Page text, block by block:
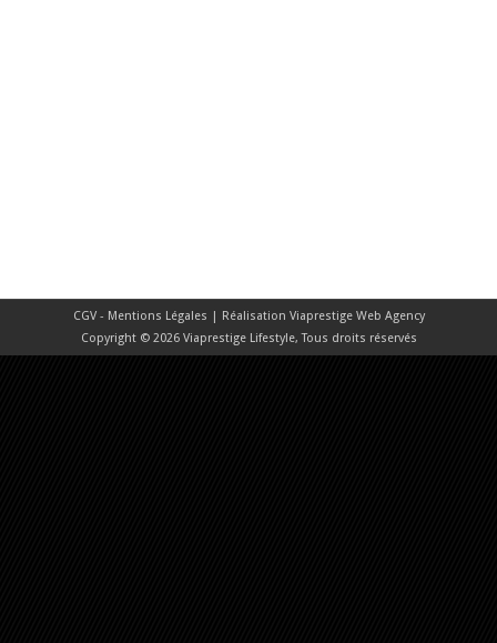
CGV - Mentions Légales | Réalisation Viaprestige Web Agency
Copyright © 2026 Viaprestige Lifestyle, Tous droits réservés